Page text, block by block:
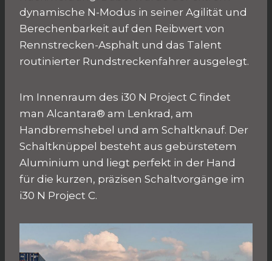
dynamische N-Modus in seiner Agilität und
Berechenbarkeit auf den Reibwert von
Rennstrecken-Asphalt und das Talent
routinierter Rundstreckenfahrer ausgelegt.
Im Innenraum des i30 N Project C findet
man Alcantara® am Lenkrad, am
Handbremshebel und am Schaltknauf. Der
Schaltknüppel besteht aus gebürstetem
Aluminium und liegt perfekt in der Hand
für die kurzen, präzisen Schaltvorgänge im
i30 N Project C.